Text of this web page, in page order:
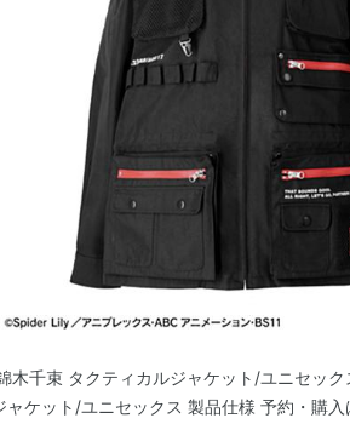
木千束 タクティカルジャケット/ユニセッ
ャケット/ユニセックス 製品仕様 予約・購